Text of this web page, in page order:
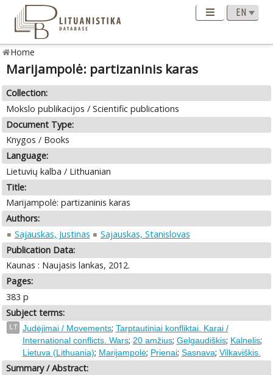
Home
Marijampolė: partizaninis karas
Collection:
Mokslo publikacijos / Scientific publications
Document Type:
Knygos / Books
Language:
Lietuvių kalba / Lithuanian
Title:
Marijampolė: partizaninis karas
Authors:
Sajauskas, Justinas
Sajauskas, Stanislovas
Publication Data:
Kaunas : Naujasis lankas, 2012.
Pages:
383 p
Subject terms:
LT Judėjimai / Movements; Tarptautiniai konfliktai. Karai /
International conflicts. Wars; 20 amžius; Gelgaudiškis; Kalnelis;
Lietuva (Lithuania); Marijampolė; Prienai; Sasnava; Vilkaviškis.
Summary / Abstract: